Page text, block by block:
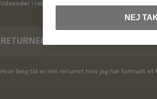
Udsender i rabatkoder ?
RETURNERING
Hvor lang tid er min returret hvis jeg har fortrudt et
NEJ